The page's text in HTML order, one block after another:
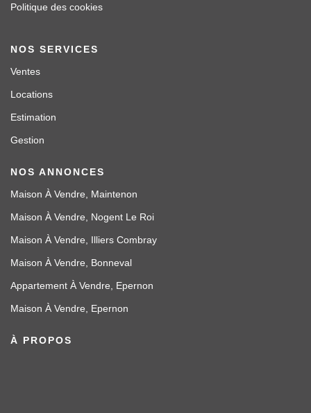
Politique des cookies
NOS SERVICES
Ventes
Locations
Estimation
Gestion
NOS ANNONCES
Maison À Vendre, Maintenon
Maison À Vendre, Nogent Le Roi
Maison À Vendre, Illiers Combray
Maison À Vendre, Bonneval
Appartement À Vendre, Epernon
Maison À Vendre, Epernon
À PROPOS